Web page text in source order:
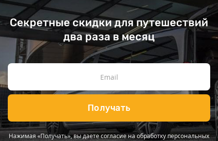
Секретные скидки для путешествий
два раза в месяц
Получать
Нажимая «Получать», вы даете согласие на обработку персональных